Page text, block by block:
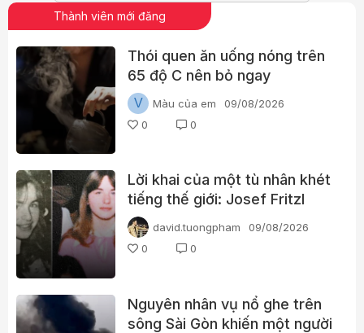
Thành viên mới đăng
Thói quen ăn uống nóng trên
65 độ C nên bỏ ngay
V Màu của em
09/08/2026
0
0
Lời khai của một tù nhân khét
tiếng thế giới: Josef Fritzl
david.tuongpham
09/08/2026
0
0
Nguyên nhân vụ nổ ghe trên
sông Sài Gòn khiến một người